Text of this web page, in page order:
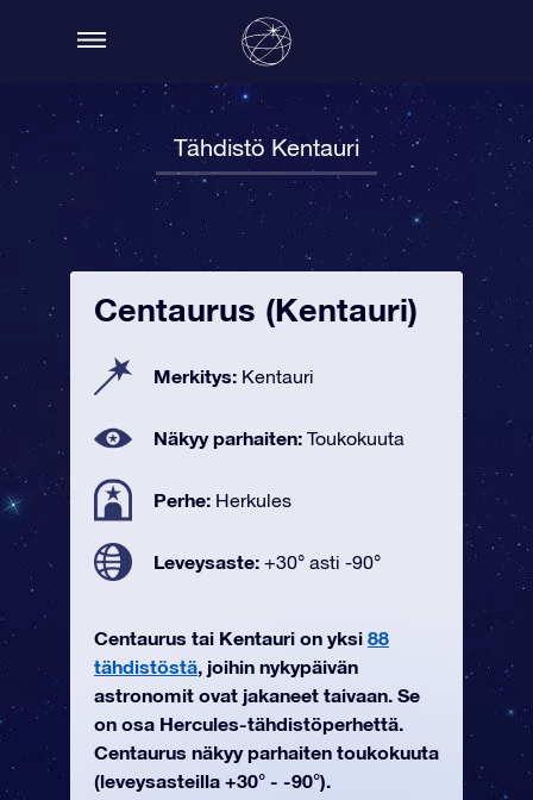
Tähdistö Kentauri
Centaurus (Kentauri)
Merkitys: Kentauri
Näkyy parhaiten: Toukokuuta
Perhe: Herkules
Leveysaste: +30° asti -90°
Centaurus tai Kentauri on yksi 88
tähdistöstä, joihin nykypäivän
astronomit ovat jakaneet taivaan. Se
on osa Hercules-tähdistöperhettä.
Centaurus näkyy parhaiten toukokuuta
(leveysasteilla +30° - -90°).